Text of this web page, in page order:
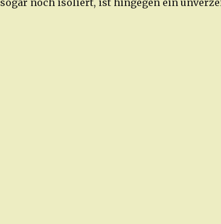
sogar noch isoliert, ist hingegen ein